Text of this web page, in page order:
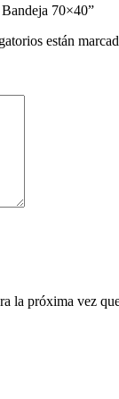
70×40”
están
la próxima vez